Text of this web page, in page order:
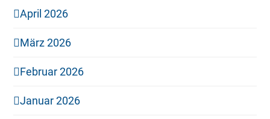
April 2026
März 2026
Februar 2026
Januar 2026